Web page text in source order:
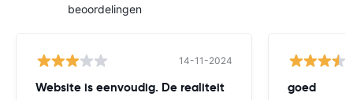
beoordelingen
14-11-2024
Website is eenvoudig. De realiteit goed